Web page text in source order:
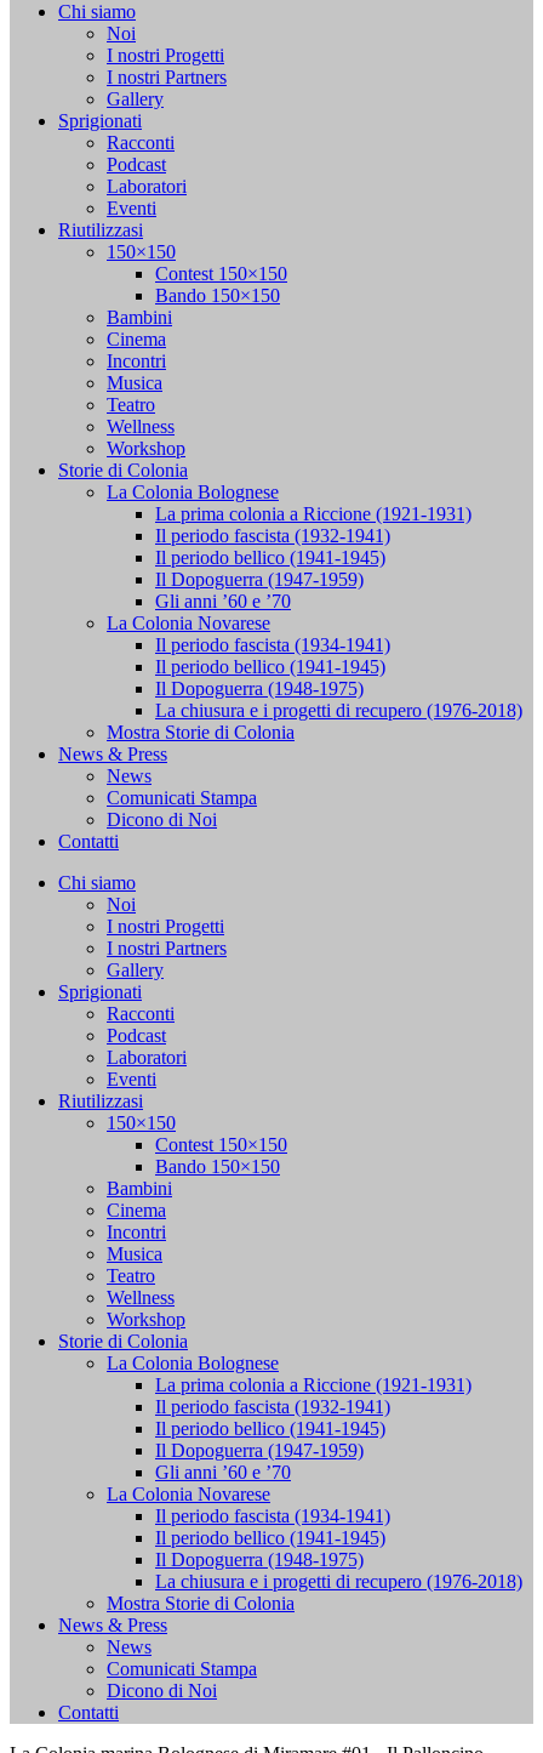
Chi siamo
Noi
I nostri Progetti
I nostri Partners
Gallery
Sprigionati
Racconti
Podcast
Laboratori
Eventi
Riutilizzasi
150×150
Contest 150×150
Bando 150×150
Bambini
Cinema
Incontri
Musica
Teatro
Wellness
Workshop
Storie di Colonia
La Colonia Bolognese
La prima colonia a Riccione (1921-1931)
Il periodo fascista (1932-1941)
Il periodo bellico (1941-1945)
Il Dopoguerra (1947-1959)
Gli anni ’60 e ’70
La Colonia Novarese
Il periodo fascista (1934-1941)
Il periodo bellico (1941-1945)
Il Dopoguerra (1948-1975)
La chiusura e i progetti di recupero (1976-2018)
Mostra Storie di Colonia
News & Press
News
Comunicati Stampa
Dicono di Noi
Contatti
Chi siamo
Noi
I nostri Progetti
I nostri Partners
Gallery
Sprigionati
Racconti
Podcast
Laboratori
Eventi
Riutilizzasi
150×150
Contest 150×150
Bando 150×150
Bambini
Cinema
Incontri
Musica
Teatro
Wellness
Workshop
Storie di Colonia
La Colonia Bolognese
La prima colonia a Riccione (1921-1931)
Il periodo fascista (1932-1941)
Il periodo bellico (1941-1945)
Il Dopoguerra (1947-1959)
Gli anni ’60 e ’70
La Colonia Novarese
Il periodo fascista (1934-1941)
Il periodo bellico (1941-1945)
Il Dopoguerra (1948-1975)
La chiusura e i progetti di recupero (1976-2018)
Mostra Storie di Colonia
News & Press
News
Comunicati Stampa
Dicono di Noi
Contatti